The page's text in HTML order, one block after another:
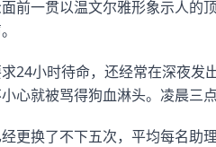
前一贯以温文尔雅形象示人
24小时待命，还经常在深夜
心就被骂得狗血淋头。凌晨
更换了不下五次，平均每名